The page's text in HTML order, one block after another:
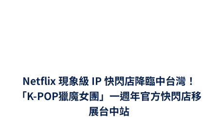
Netflix 現象級 IP 快閃店降臨中台灣！
「K-POP獵魔女團」一週年官方快閃店移
展台中站